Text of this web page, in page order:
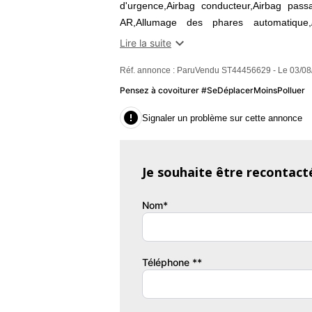
d'urgence,Airbag conducteur,Airbag
AR,Allumage des phares
Localisé,Appui-tête conducteur réglable
3 places,Boite à gants fermée,Caméra
ajustables en hauteur,Clim
système audio au volant,Commandes
gonflage,EBD,Eclairage statique
Garantie : Constructeur
Snow
Lire la suite 
Réf. annonce : ParuVendu ST44456629 - Le 03/
Pensez à covoiturer #SeDéplacerMoinsPolluer
 Signaler un problème sur cette annonce
Je souhaite être
Nom*
Téléphone **